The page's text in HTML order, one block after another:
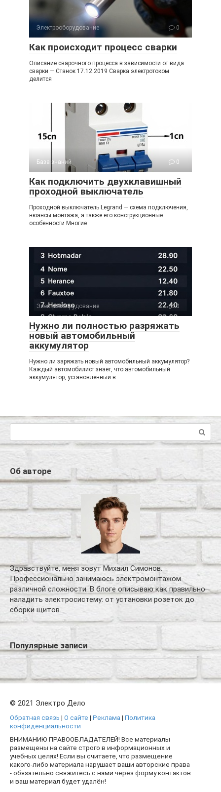
Электрооборудование 0
Как происходит процесс сварки
Описание сварочного процесса в зависимости от вида
сварки — Станок 17.12.2019 Сварка электротоком
делится
База знаний 0
Как подключить двухклавишный
проходной выключатель
Проходной выключатель Legrand — схема подключения,
нюансы монтажа, а также его конструкционные
особенности Многие
Электрооборудование 0
Нужно ли полностью разряжать
новый автомобильный
аккумулятор
Нужно ли заряжать новый автомобильный аккумулятор?
Каждый автомобилист знает, что автомобильный
аккумулятор, установленный в
Об авторе
Здравствуйте, меня зовут Михаил Симонов.
Профессионально занимаюсь электромонтажом
различной сложности. В блоге описываю как правильно
наладить электросистему: от установки розеток до
сборки щитов.
Популярные записи
© 2021 Электро Дело
Обратная связь | О сайте | Реклама | Политика
конфиденциальности
ВНИМАНИЮ ПРАВООБЛАДАТЕЛЕЙ! Все материалы
размещены на сайте строго в информационных и
учебных целях! Если вы считаете, что размещение
какого-либо материала нарушает ваши авторские права
- обязательно свяжитесь с нами через форму контактов
и ваш материал будет удалён!